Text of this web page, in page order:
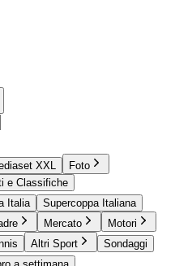
XXL
Foto
e Classifiche
Italia
Supercoppa Italiana
Mercato
Motori
Altri Sport
Sondaggi